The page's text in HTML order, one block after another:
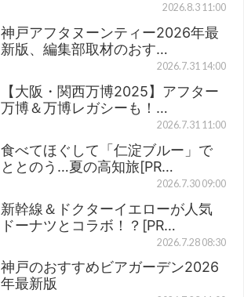
2026.8.3 11:00
神戸アフタヌーンティー2026年最
新版、編集部取材のおす…
2026.7.31 14:00
【大阪・関西万博2025】アフター
万博＆万博レガシーも！…
2026.7.31 11:00
食べてほぐして「仁淀ブルー」で
ととのう…夏の高知旅[PR…
2026.7.30 09:00
新幹線＆ドクターイエローが人気
ドーナツとコラボ！？[PR…
2026.7.28 08:30
神戸のおすすめビアガーデン2026
年最新版